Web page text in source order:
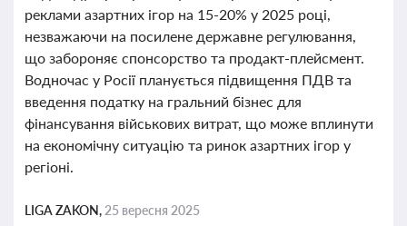
реклами азартних ігор на 15-20% у 2025 році,
незважаючи на посилене державне регулювання,
що забороняє спонсорство та продакт-плейсмент.
Водночас у Росії планується підвищення ПДВ та
введення податку на гральний бізнес для
фінансування військових витрат, що може вплинути
на економічну ситуацію та ринок азартних ігор у
регіоні.
LIGA ZAKON, 25 вересня 2025